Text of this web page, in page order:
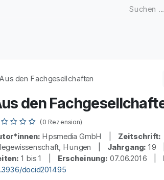
Aus den Fachgesellchaften
den
(0 Rezension)
Hpsmedia GmbH | Zeitschrift:
Hungen | Jahrgang: 19
1 bis 1 | Erscheinung: 07.06.2016 |
docid201495